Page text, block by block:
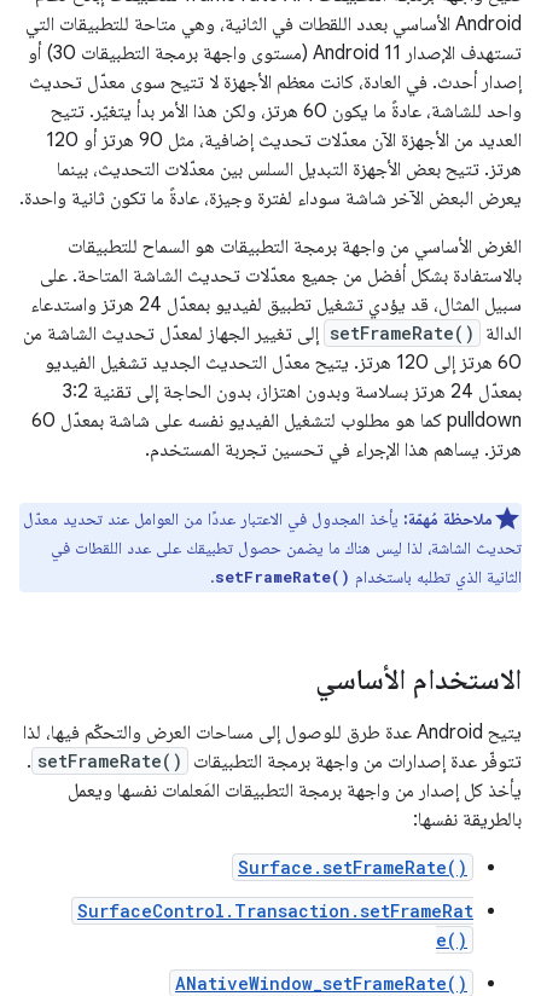
Android الأساسي بعدد اللقطات في الثانية، وهي متاحة للتطبيقات التي
تستهدف الإصدار Android 11 (مستوى واجهة برمجة التطبيقات 30) أو
إصدار أحدث. في العادة، كانت معظم الأجهزة لا تتيح سوى معدّل تحديث
واحد للشاشة، عادةً ما يكون 60 هرتز، ولكن هذا الأمر بدأ يتغيّر. تتيح
العديد من الأجهزة الآن معدّلات تحديث إضافية، مثل 90 هرتز أو 120
هرتز. تتيح بعض الأجهزة التبديل السلس بين معدّلات التحديث، بينما
يعرض البعض الآخر شاشة سوداء لفترة وجيزة، عادةً ما تكون ثانية واحدة.
الغرض الأساسي من واجهة برمجة التطبيقات هو السماح للتطبيقات
بالاستفادة بشكل أفضل من جميع معدّلات تحديث الشاشة المتاحة. على
سبيل المثال، قد يؤدي تشغيل تطبيق لفيديو بمعدّل 24 هرتز واستدعاء
الدالة
setFrameRate() إلى تغيير الجهاز لمعدّل تحديث الشاشة من
60 هرتز إلى 120 هرتز. يتيح معدّل التحديث الجديد تشغيل الفيديو
بمعدّل 24 هرتز بسلاسة وبدون اهتزاز، بدون الحاجة إلى تقنية 3:2
pulldown كما هو مطلوب لتشغيل الفيديو نفسه على شاشة بمعدّل 60
هرتز. يساهم هذا الإجراء في تحسين تجربة المستخدم.
ملاحظة مُهمّة: يأخذ المجدول في الاعتبار عددًا من العوامل عند تحديد معدّل
تحديث الشاشة، لذا ليس هناك ما يضمن حصول تطبيقك على عدد اللقطات في
الثانية الذي تطلبه باستخدام setFrameRate()
.
الاستخدام الأساسي
يتيح Android عدة طرق للوصول إلى مساحات العرض والتحكّم فيها، لذا
تتوفّر عدة إصدارات من واجهة برمجة التطبيقات
setFrameRate()
.
يأخذ كل إصدار من واجهة برمجة التطبيقات المَعلمات نفسها ويعمل
بالطريقة نفسها:
Surface.setFrameRate()
SurfaceControl.Transaction.setFrameRat
e()
ANativeWindow_setFrameRate()